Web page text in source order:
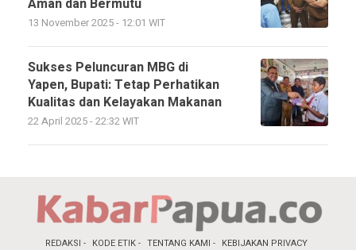
Aman dan Bermutu
13 November 2025 - 12:01 WIT
Sukses Peluncuran MBG di
Yapen, Bupati: Tetap Perhatikan
Kualitas dan Kelayakan Makanan
22 April 2025 - 22:32 WIT
REDAKSI KODE ETIK TENTANG KAMI KEBIJAKAN PRIVACY